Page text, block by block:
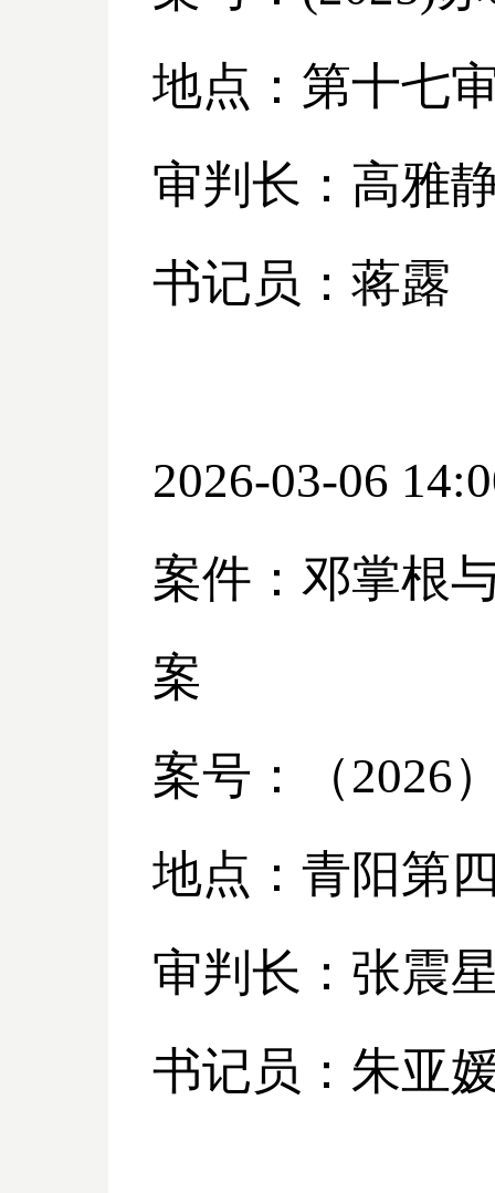
地点：第十七
审判长：高雅
书记员：蒋露
2026-03-06
案件：邓掌根
案
案号：（2026
地点：青阳第
审判长：张震
书记员：朱亚